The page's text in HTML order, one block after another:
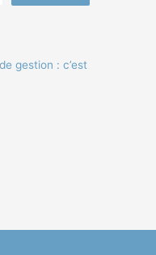
gestion : c’est